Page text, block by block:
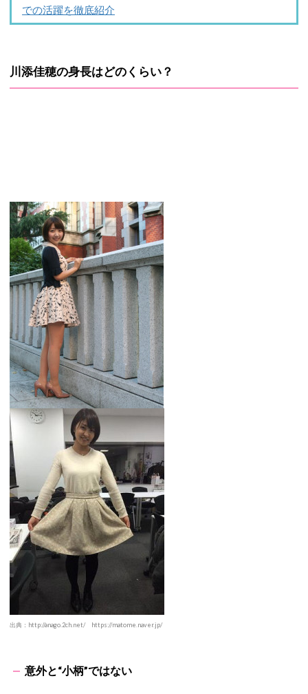
での活躍を徹底紹介
川添佳穂の身長はどのくらい？
出典：http://anago.2ch.net/ https://matome.naver.jp/
意外と“小柄”ではない